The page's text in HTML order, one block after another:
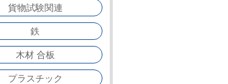
貨物試験関連
鉄
木材 合板
プラスチック